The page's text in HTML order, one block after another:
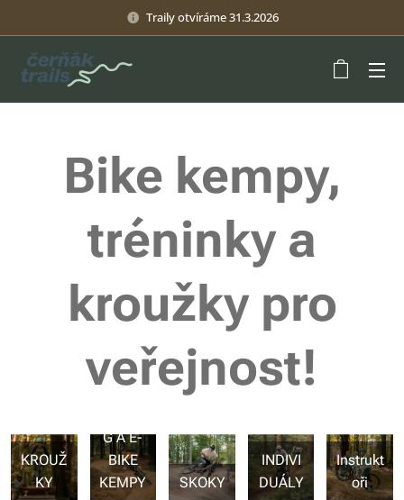
Traily otvíráme 31.3.2026
Bike kempy,
tréninky a
kroužky pro
veřejnost!
KROUŽ
KY
G A E-
BIKE
KEMPY
SKOKY
INDIVI
DUÁLY
Instrukt
oři